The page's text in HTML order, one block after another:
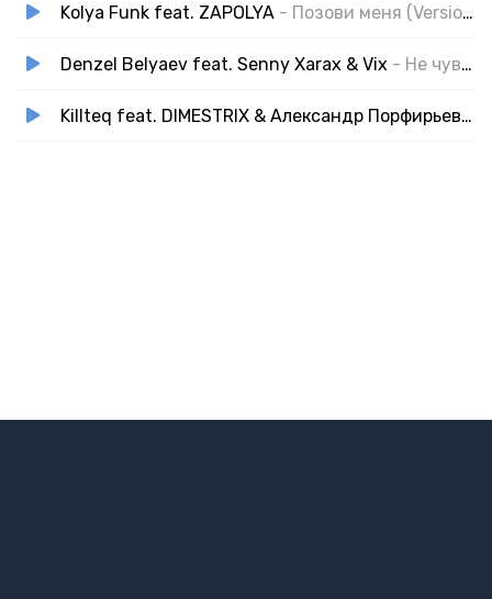
Kolya Funk feat. ZAPOLYA - Позови меня (Version 2.0)
Denzel Belyaev feat. Senny Xarax & Vix - Не чувствуя боли
Killteq feat. DIMESTRIX & Александр Порфирьевич Бородин